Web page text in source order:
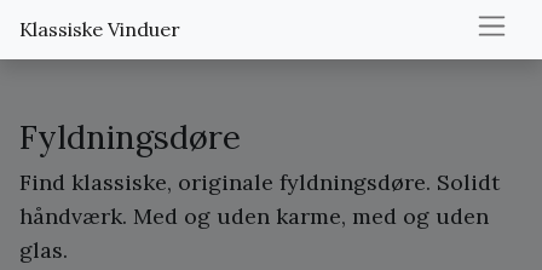
Klassiske Vinduer
Fyldningsdøre
Find klassiske, originale fyldningsdøre. Solidt
håndværk. Med og uden karme, med og uden
glas.